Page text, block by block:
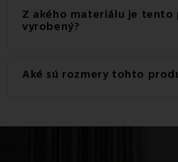
Gramáž materiálu použitého pre
g/m2.
Z akého materiálu je tento
vyrobený?
Tento produkt je vyrobený z
Aké sú rozmery tohto